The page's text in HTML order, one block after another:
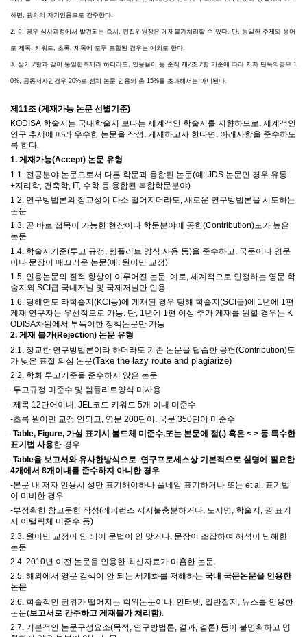
하면, 광의의 자기인용으로 간주한다.
2. 이 경우 심사과정에서 발견되는 즉시, 편집위원장은 게재불가처리할 수 있다. 단, 동일한 주제와 용어
로 제목, 키워드, 초록, 제목에 모두 포함된 경우는 예외로 한다.
3. 상기 2항과 같이 동일한주제라 하더라도, 인용율이 동 준칙 제2조 2항 기준에 따라 저자 단독의경우 1
0%, 공동저자인경우 20%로 전체 논문 인용의 총 15%를 초과해서는 아니된다.
제11조 (게재가능 논문 선별기준)
KODISA 학술지는 국내학술지 보다는 세계적인 학술지를 지향하므로, 세계적인
연구 추세에 따라 우수한 논문을 작성, 게재하고자 한다면 , 아래사항을 준수하도
록 한다.
1. 게재가능(Accept) 논문 유형
1.1. 전공분야 논문으로서 다른 학문과 융합된 논문(예: JDS 논문인 경우 유통
+지리학 건축학 , IT, 수학 등 융합된 복합학문분야)
1.2. 연구방법론의 정교성이 다소 떨어지더라도, 새로운 연구방법론을 시도하는
논문
1.3. 곧 바로 접목이 가능한 현장이나 학문분야에 공헌(Contribution)도가 높은
논문
1.4. 학술지기준(투고 규정 템플리트 양식 사용 등)을 준수하고
국문이나 영문
이나 문장이 매끄러운 논문(예: 원어민 교정)
1.5. 인용논문의 질적 향상이 이루어진 논문. 예로, 세계적으로 인정하는 영문 학
술지와 SCI 급 국내저널 및 국제저널만 인용.
1.6. 당해연도 타학술지 (KCI 등)에 게재된 경우 당해 학술지 (SCI 급)에 1년에 1편
게재 연구자는 우선적으로 가능. 단, 1년에 1편 이상 추가 게재를 원할 경우는 K
ODISA차원에서 부득이한 정책논문만 가능
2. 게재 불가(Rejection) 논문 유형
2.1. 정교한 연구방법론이라 하더라도 기존 논문을 답습한 공헌(Contribution)도
가 낮은 표절 의심 논문(Take the lazy route and plagiarize)
2.2. 학회 투고기준을 준수하지 않은 논문
-투고규정 미준수 및 템플리트양식 미사용
-제목 12단어이내 , JEL 코드 키워드 5개 이내 미준수
-초록 원어민 교정 안되고, 영문 200단어 , 국문 350단어 미준수
-Table, Figure, 가설 표기시 볼드체 미준수,또는 본문에 점(.) 혹은 < > 등 특수한
표기법 사용한 경우
-Table을 보고서와 유사한방식으로 연구프로세스상 기본적으로 설명에 필요한
4개에서 8개이내를 준수하지 아니한 경우
-본문 내 저자 인용시 성만 표기해야하나 풀네임 표기하거나 또는 et al. 표기법
이 미비한 경우
-부정확한 참고문헌 작성(레퍼런스 서지불충분하거나, 도서명, 학술지 , 권 표기
시 이탤릭체 미준수 등)
2.3. 원어민 교정이 안 되어 문법이 안 맞거나 문장이 조잡하여 해석이 난해한
논문
2.4. 2010년 이전 논문을 인용한 최신자료가 미흡한 논문.
2.5. 해외에서 영문 검색이 안 되는 세계화를 저해하는 국내 국문논문을 인용한
논문
2.6. 학술적인 권위가 떨어지는 학위논문이나 인터넷 일반잡지 뉴스를 인용한
논문(보고서로 간주하고 게재불가 처리함).
2.7. 기본적인 논문구성요소(목적, 연구방법론, 결과, 결론) 등이 불명확하고 명